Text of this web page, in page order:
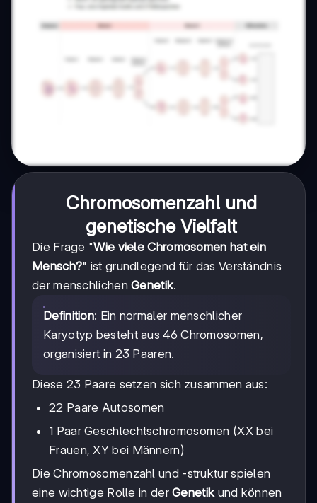
Chromosomenzahl und
genetische Vielfalt
Die Frage "Wie viele Chromosomen hat ein
Mensch?" ist grundlegend für das Verständnis
der menschlichenGenetik.
Definition: Ein normaler menschlicher
Karyotyp besteht aus 46 Chromosomen,
organisiert in 23 Paaren.
Diese 23 Paare setzen sich zusammen aus:
22 Paare Autosomen
1 Paar Geschlechtschromosomen (XX bei
Frauen, XY bei Männern)
Die Chromosomenzahl und -struktur spielen
eine wichtige Rolle in derGenetik und können